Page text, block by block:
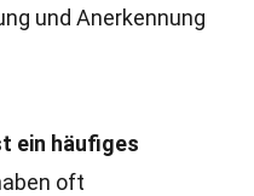
und Anerkennung
ein häufiges
oft